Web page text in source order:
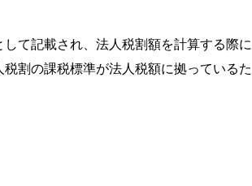
て記載され、法人税割額を計算する際に
割の課税標準が法人税額に拠っているた